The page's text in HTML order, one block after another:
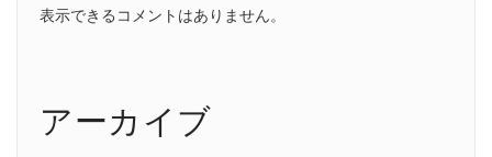
表示できるコメントはありません。
アーカイブ